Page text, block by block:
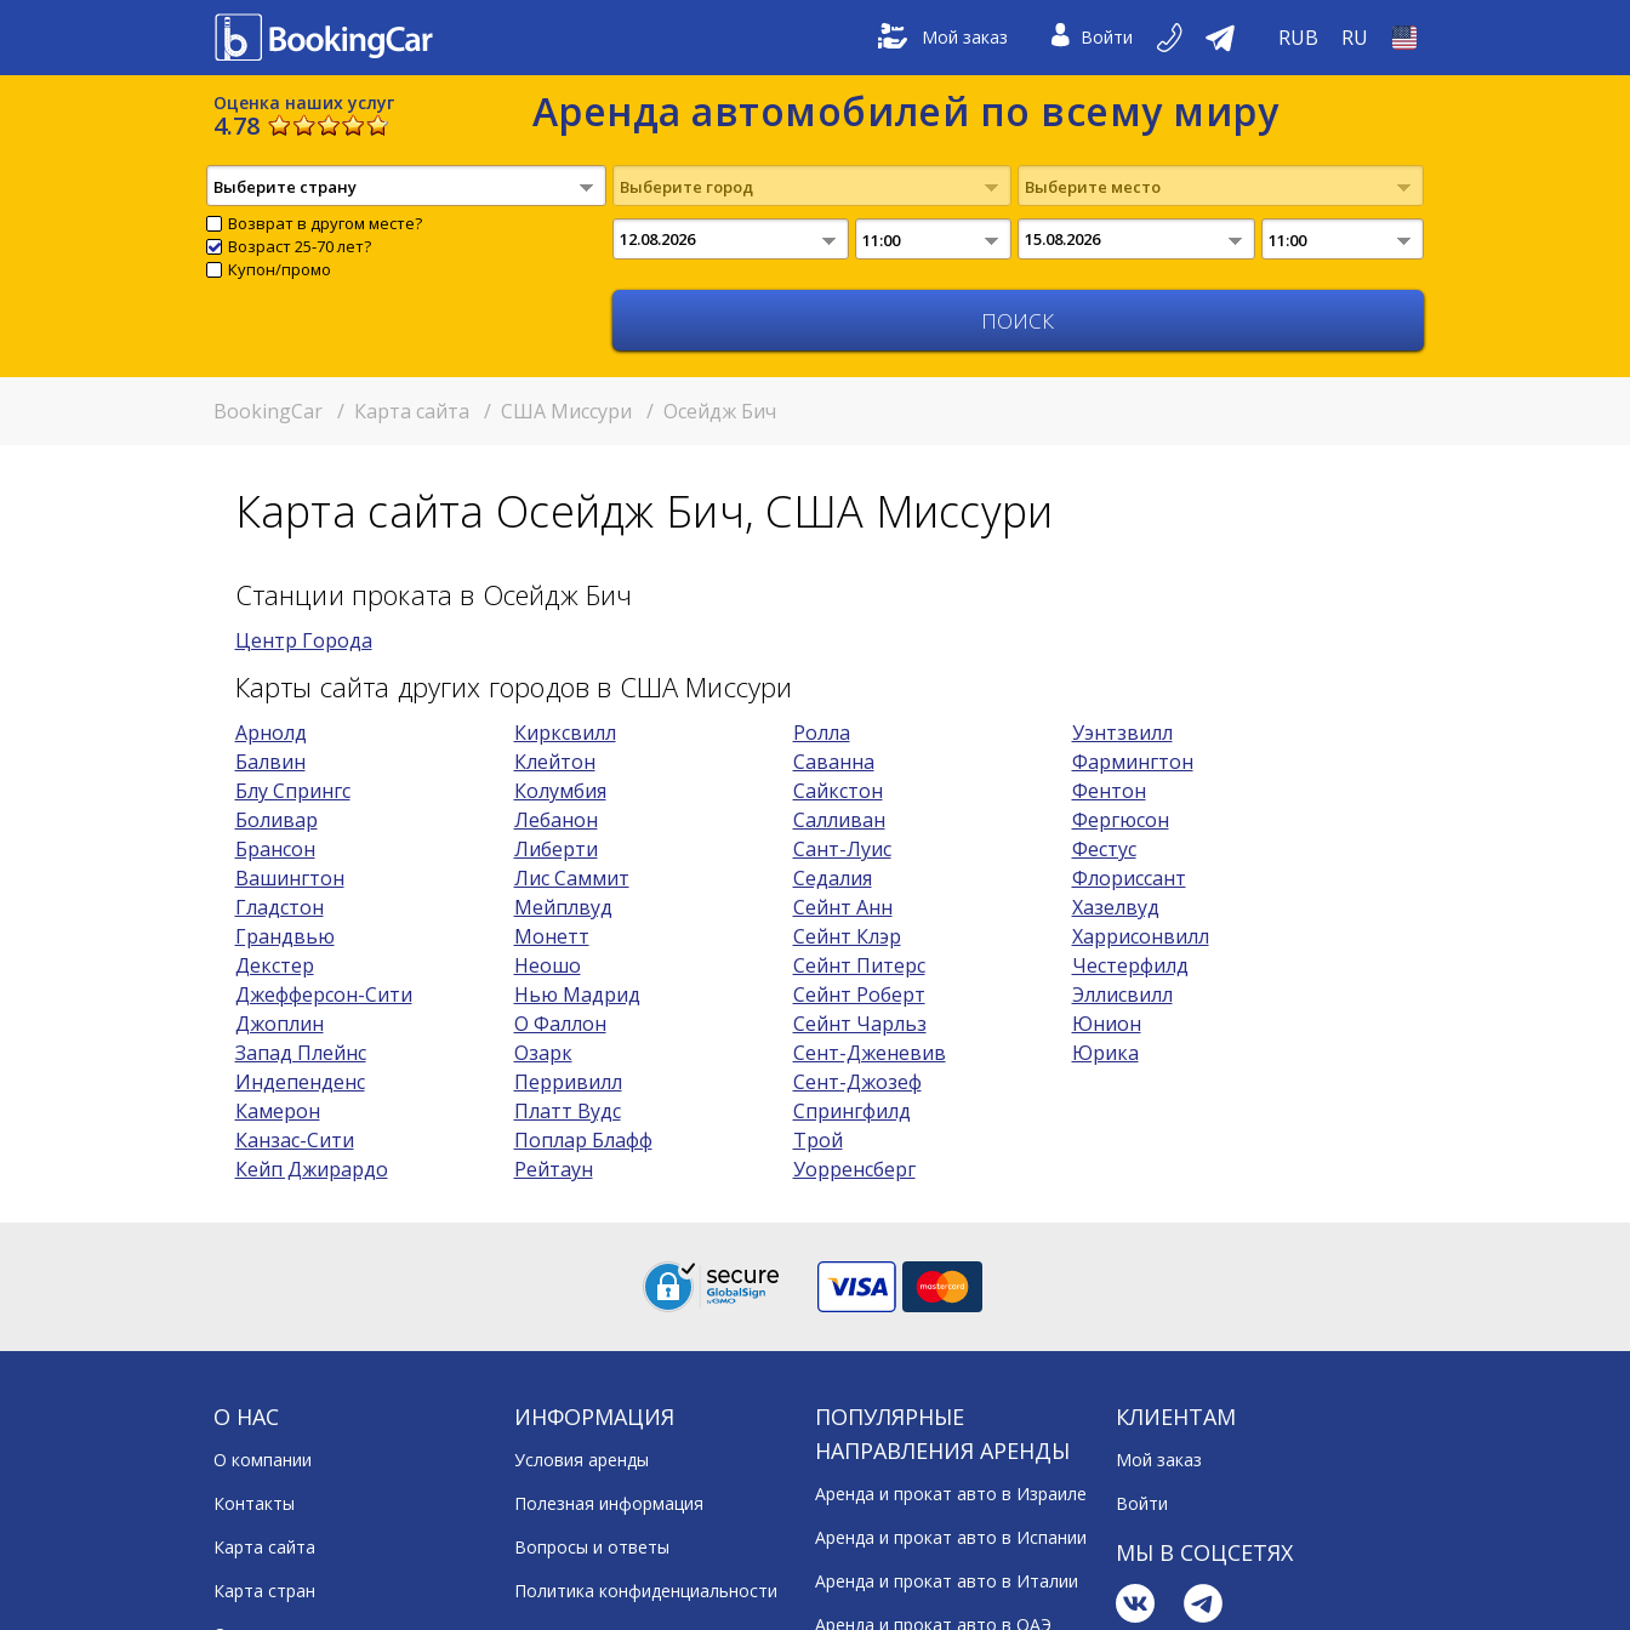
Мой заказ Войти RUB RU
Оценка наших услуг
4.78 Аренда автомобилей по всему миру
Выберите страну Выберите город Выберите место
11:00 11:00
Возврат в другом месте?
Возраст 25-70 лет?
Купон/промо
BookingCar / Карта сайта / США Миссури / Осейдж Бич
Карта сайта Осейдж Бич, США Миссури
Станции проката в Осейдж Бич
Центр Города
Карты сайта других городов в США Миссури
Арнолд
Балвин
Блу Спрингс
Боливар
Брансон
Вашингтон
Гладстон
Грандвью
Декстер
Джефферсон-Сити
Джоплин
Запад Плейнс
Индепенденс
Камерон
Канзас-Сити
Кейп Джирардо
Кирксвилл
Клейтон
Колумбия
Лебанон
Либерти
Лис Саммит
Мейплвуд
Монетт
Неошо
Нью Мадрид
О Фаллон
Озарк
Перривилл
Платт Вудс
Поплар Блафф
Рейтаун
Ролла
Саванна
Сайкстон
Салливан
Сант-Луис
Седалия
Сейнт Анн
Сейнт Клэр
Сейнт Питерс
Сейнт Роберт
Сейнт Чарльз
Сент-Дженевив
Сент-Джозеф
Спрингфилд
Трой
Уорренсберг
Уэнтзвилл
Фармингтон
Фентон
Фергюсон
Фестус
Флориссант
Хазелвуд
Харрисонвилл
Честерфилд
Эллисвилл
Юнион
Юрика
О НАС
О компании
Контакты
Карта сайта
Карта стран
ИНФОРМАЦИЯ
Условия аренды
Полезная информация
Вопросы и ответы
Политика конфиденциальности
ПОПУЛЯРНЫЕ
НАПРАВЛЕНИЯ АРЕНДЫ
Аренда и прокат авто в Израиле
Аренда и прокат авто в Испании
Аренда и прокат авто в Италии
Аренда и прокат авто в ОАЭ
КЛИЕНТАМ
Мой заказ
Войти
МЫ В СОЦСЕТЯХ